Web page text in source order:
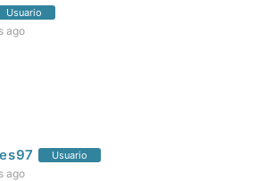
Usuario
ago
Usuario
ago